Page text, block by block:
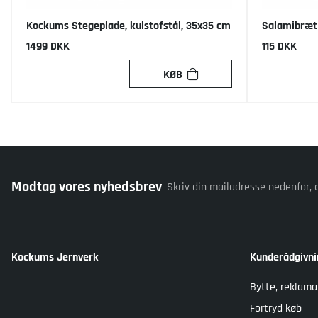
Kockums Stegeplade, kulstofstål, 35x35 cm
1499 DKK
KØB
Salamibræt
115 DKK
Modtag vores nyhedsbrev Skriv din mailadresse
Kockums Jernverk
Bytte,
Fortryd køb